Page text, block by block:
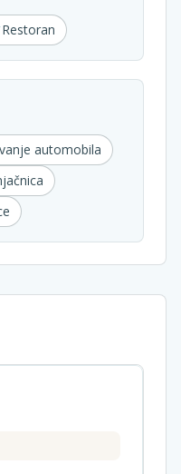
Restoran
automobila